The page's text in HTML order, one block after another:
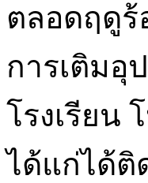
ตลอดฤดูร้
การเติมอุ
โรงเรียน
ได้แก่ได้ติ